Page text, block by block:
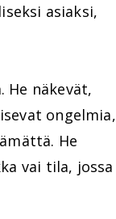
asiaksi,
He näkevät,
ongelmia,
He
vai tila, jossa